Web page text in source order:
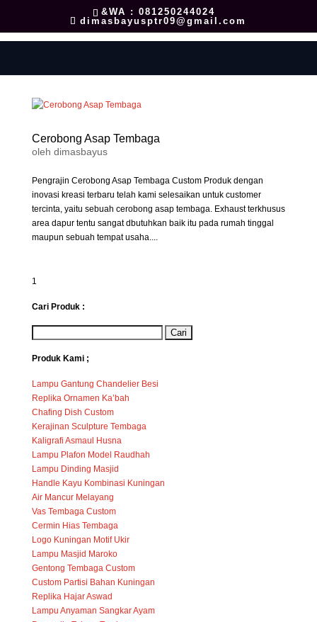
&WA : 081250244024
dimasbayusptr09@gmail.com
Cerobong Asap Tembaga
oleh dimasbayus
Pengrajin Cerobong Asap Tembaga Custom Produk dengan
inovasi kreasi terbaru telah kami selesaikan untuk customer
tercinta, yaitu sebuah cerobong asap tembaga. Exhaust terkhusus
area dapur tentu sangat dbutuhkan baik itu pada rumah tinggal
maupun sebuah tempat usaha....
1
Cari Produk :
Produk Kami ;
Lampu Gantung Chandelier Besi
Replika Ornamen Ka’bah
Chafing Dish Custom
Kerajinan Sculpture Tembaga
Kaligrafi Asmaul Husna
Lampu Plafon Model Raudhah
Lampu Dinding Masjid
Handle Kayu Kombinasi Kuningan
Air Mancur Melayang
Vas Tembaga Custom
Cermin Hias Tembaga
Logo Kuningan Motif Ukir
Lampu Masjid Maroko
Gentong Tembaga Custom
Custom Partisi Bahan Kuningan
Replika Hajar Aswad
Lampu Anyaman Sangkar Ayam